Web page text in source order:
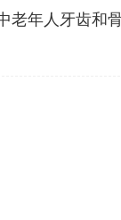
年人牙齿和骨